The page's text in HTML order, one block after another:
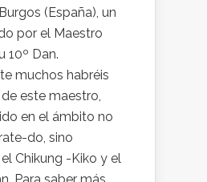
(España), un
por el Maestro
10º Dan.
muchos habréis
este maestro,
en el ámbito no
do, sino
Chikung -Kiko y el